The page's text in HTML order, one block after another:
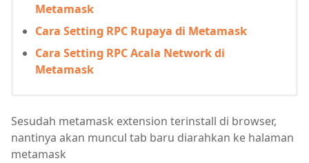
Metamask
Cara Setting RPC Rupaya di Metamask
Cara Setting RPC Acala Network di
Metamask
Sesudah metamask extension terinstall di browser,
nantinya akan muncul tab baru diarahkan ke halaman
metamask